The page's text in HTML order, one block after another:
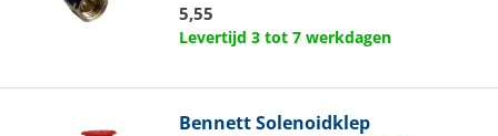
5,55
Levertijd 3 tot 7 werkdagen
BennettSolenoidklep